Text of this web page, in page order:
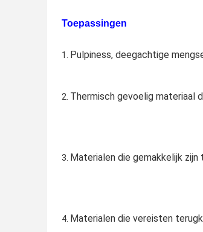
Toepassingen
1. Pulpiness, deegachtige
2. Thermisch gevoelig materiaal
3. Materialen die gemakkelijk
4. Materialen die vereisten